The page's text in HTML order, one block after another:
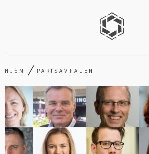
HJEM / PARISAVTALEN